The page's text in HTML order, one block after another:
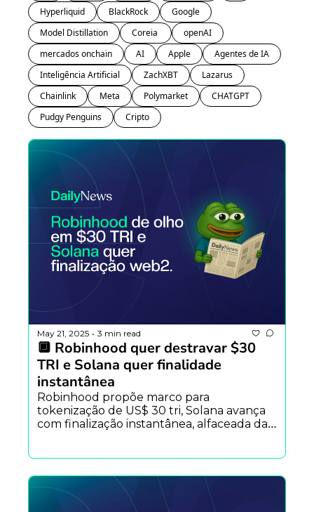
Hyperliquid
BlackRock
Google
Model Distillation
openAI
mercados onchain
AI Apple
Agentes de IA
Inteligência Artificial
ZachXBT
Lazarus
Chainlink
Meta Polymarket
CHATGPT
Pudgy Penguins
Cripto
May 21, 2025 • 3 min read
🔲 Robinhood quer destravar $30
TRI e Solana quer finalidade
instantânea
Robinhood propõe marco para
tokenização de US$ 30 tri, Solana avança
com finalização instantânea, alfaceada da